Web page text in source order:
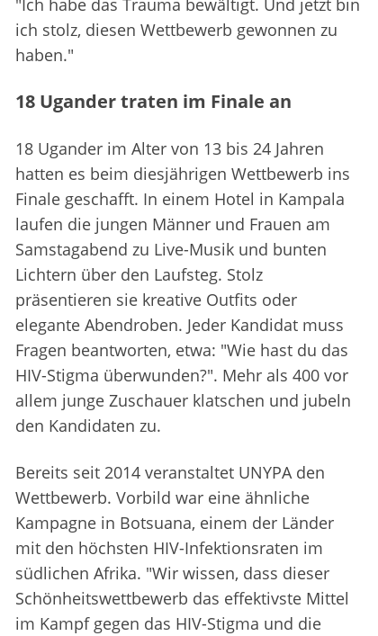
"Ich habe das Trauma bewältigt. Und jetzt bin
ich stolz, diesen Wettbewerb gewonnen zu
haben."
18 Ugander traten im Finale an
18 Ugander im Alter von 13 bis 24 Jahren
hatten es beim diesjährigen Wettbewerb ins
Finale geschafft. In einem Hotel in Kampala
laufen die jungen Männer und Frauen am
Samstagabend zu Live-Musik und bunten
Lichtern über den Laufsteg. Stolz
präsentieren sie kreative Outfits oder
elegante Abendroben. Jeder Kandidat muss
Fragen beantworten, etwa: "Wie hast du das
HIV-Stigma überwunden?". Mehr als 400 vor
allem junge Zuschauer klatschen und jubeln
den Kandidaten zu.
Bereits seit 2014 veranstaltet UNYPA den
Wettbewerb. Vorbild war eine ähnliche
Kampagne in Botsuana, einem der Länder
mit den höchsten HIV-Infektionsraten im
südlichen Afrika. "Wir wissen, dass dieser
Schönheitswettbewerb das effektivste Mittel
im Kampf gegen das HIV-Stigma und die